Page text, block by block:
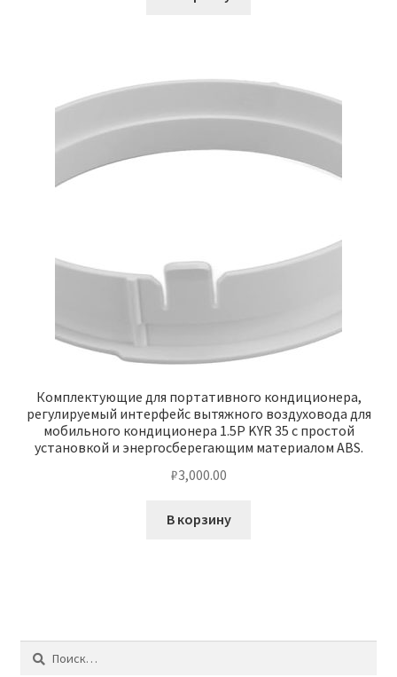
Комплектующие для портативного кондиционера,
регулируемый интерфейс вытяжного воздуховода для
мобильного кондиционера 1.5P KYR 35 с простой
установкой и энергосберегающим материалом ABS.
₽3,000.00
В корзину
Найти: